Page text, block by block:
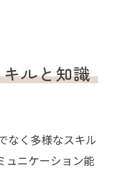
ルと知識
なく多様なスキル
ュニケーション能